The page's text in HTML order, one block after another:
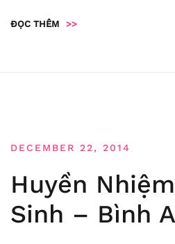
ĐỌC THÊM >>
DECEMBER 22, 2014
Huyền
Sinh – Bình